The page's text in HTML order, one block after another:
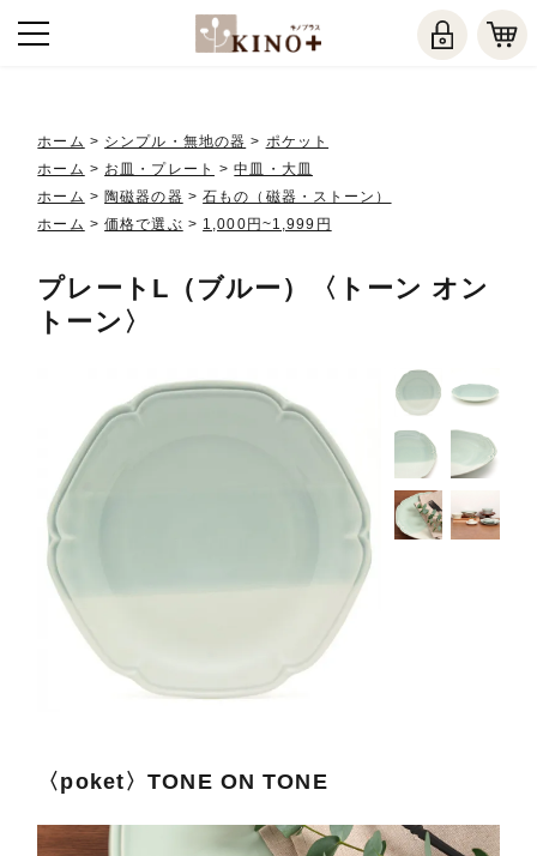
ホーム > シンプル・無地の器 > ポケット
ホーム > お皿・プレート >中皿・大皿
ホーム > 陶磁器の器 >石もの（磁器・ストーン）
ホーム >価格で選ぶ > 1,000円~1,999円
プレートL（ブルー）〈トーン オン
トーン〉
〈poket〉TONE ON TONE